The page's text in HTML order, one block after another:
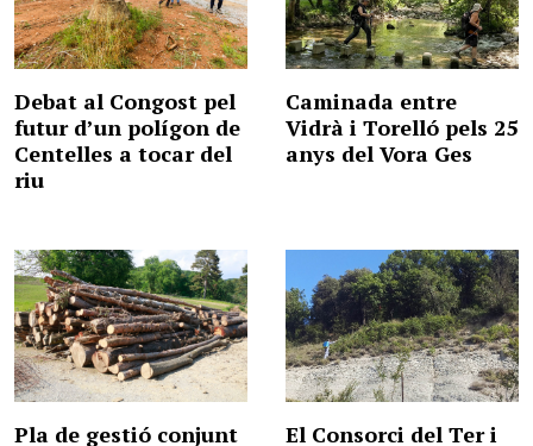
Debat al Congost pel
futur d’un polígon de
Centelles a tocar del
riu
Caminada entre
Vidrà i Torelló pels 25
anys del Vora Ges
Pla de gestió conjunt
El Consorci del Ter i